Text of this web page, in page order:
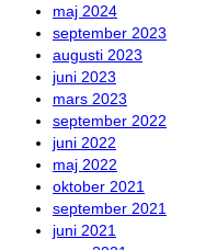
maj 2024
september 2023
augusti 2023
juni 2023
mars 2023
september 2022
juni 2022
maj 2022
oktober 2021
september 2021
juni 2021